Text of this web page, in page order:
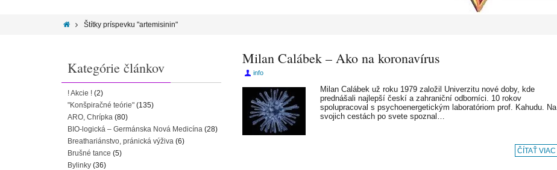
Štítky príspevku "artemisinin"
Milan Calábek – Ako na koronavírus
info
Milan Calábek už roku 1979 založil Univerzitu nové doby, kde
prednášali najlepší českí a zahraniční odborníci. 10 rokov
spolupracoval s psychoenergetickým laboratóriom prof. Kahudu. Na
svojich cestách po svete spoznal…
ČÍTAŤ VIAC
Kategórie článkov
! Akcie ! (2)
"Konšpiračné teórie" (135)
ARO, Chrípka (80)
BIO-logická – Germánska Nová Medicína (28)
Breathariánstvo, pránická výživa (6)
Brušné tance (5)
Bylinky (36)